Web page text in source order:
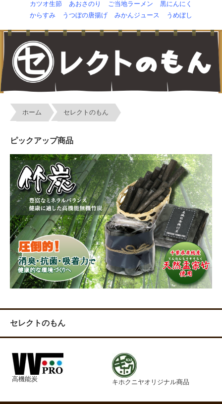
カツオ生節 あおさのり ご当地ラーメン
黒にんにく
からすみ
うつぼの唐揚げ みかんジュース うめぼし
ホーム セレクトのもん
ピックアップ商品
セレクトのもん
高機能炭 キホクニヤオリジナル商品